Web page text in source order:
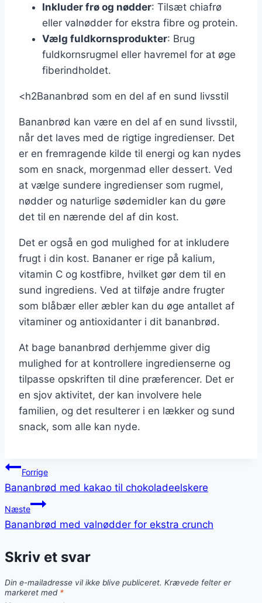
Inkluder frø og nødder: Tilsæt chiafrø
eller valnødder for ekstra fibre og protein.
Vælg fuldkornsprodukter: Brug
fuldkornsrugmel eller havremel for at øge
fiberindholdet.
<h2Bananbrød som en del af en sund livsstil
Bananbrød kan være en del af en sund livsstil,
når det laves med de rigtige ingredienser. Det
er en fremragende kilde til energi og kan nydes
som en snack, morgenmad eller dessert. Ved
at vælge sundere ingredienser som rugmel,
nødder og naturlige sødemidler kan du gøre
det til en nærende del af din kost.
Det er også en god mulighed for at inkludere
frugt i din kost. Bananer er rige på kalium,
vitamin C og kostfibre, hvilket gør dem til en
sund ingrediens. Ved at tilføje andre frugter
som blåbær eller æbler kan du øge antallet af
vitaminer og antioxidanter i dit bananbrød.
At bage bananbrød derhjemme giver dig
mulighed for at kontrollere ingredienserne og
tilpasse opskriften til dine præferencer. Det er
en sjov aktivitet, der kan involvere hele
familien, og det resulterer i en lækker og sund
snack, som alle kan nyde.
Indlægsnavigation
Forrige
Bananbrød med kakao til chokoladeelskere
Næste
Bananbrød med valnødder for ekstra crunch
Skriv et svar
Din e-mailadresse vil ikke blive publiceret. Krævede felter er
markeret med *